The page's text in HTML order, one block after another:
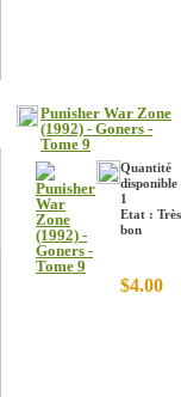
Punisher War Zone
(1992) - Goners -
Tome 9
Quantité
disponible
1
Etat : Très
bon
$4.00